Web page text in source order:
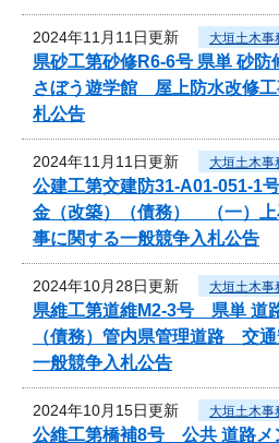
2024年11月11日更新 大垣土木事
県砂工第砂修R6-6号 県単 砂
さぼう遊学館 屋上防水改修工
札公告
2024年11月11日更新 大垣土木事
公建工第交建防31-A01-051-1
金（改築）（債務） （一）上
事に関する一般競争入札公告
2024年10月28日更新 大垣土木事
県維工第道維M2-3号 県単 道
（債務）管内県管理道路 交
一般競争入札公告
2024年10月15日更新 大垣土木事
公維工第橋補8号 公共 道路メ